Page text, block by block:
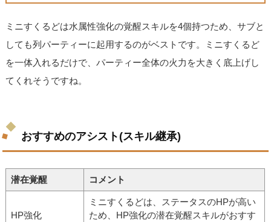
ミニすくるどは水属性強化の覚醒スキルを4個持つため、サブと
しても列パーティーに起用するのがベストです。ミニすくるど
を一体入れるだけで、パーティー全体の火力を大きく底上げし
てくれそうですね。
おすすめのアシスト(スキル継承)
潜在覚醒 コメント
HP強化
ミニすくるどは、ステータスのHPが高い
ため、HP強化の潜在覚醒スキルがおすす